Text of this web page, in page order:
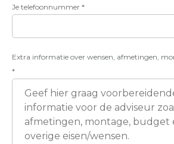
Je telefoonnummer *
Extra informatie over wensen, afmetingen,
*